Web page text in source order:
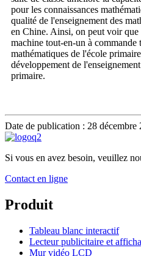
pour les connaissances
qualité de l'enseignement des
en Chine. Ainsi, on peut voir que
machine tout-en-un à commande
mathématiques de l'école
développement de
primaire.
Date de publication : 28 décembre
Si vous en avez besoin, veuillez
Contact en ligne
Produit
Tableau blanc interactif
Lecteur publicitaire et
Mur vidéo LCD